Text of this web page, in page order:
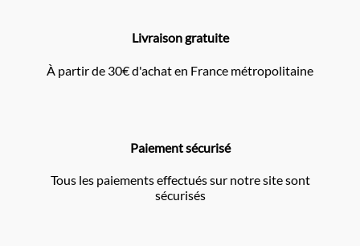
Livraison gratuite
À partir de 30€ d'achat en France métropolitaine
Paiement sécurisé
Tous les paiements effectués sur notre site sont
sécurisés